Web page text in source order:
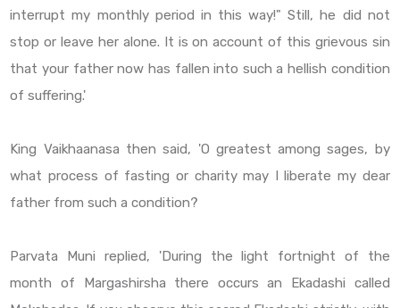
interrupt my monthly period in this way!" Still, he did not
stop or leave her alone. It is on account of this grievous sin
that your father now has fallen into such a hellish condition
of suffering.'
King Vaikhaanasa then said, 'O greatest among sages, by
what process of fasting or charity may I liberate my dear
father from such a condition?
Parvata Muni replied, 'During the light fortnight of the
month of Margashirsha there occurs an Ekadashi called